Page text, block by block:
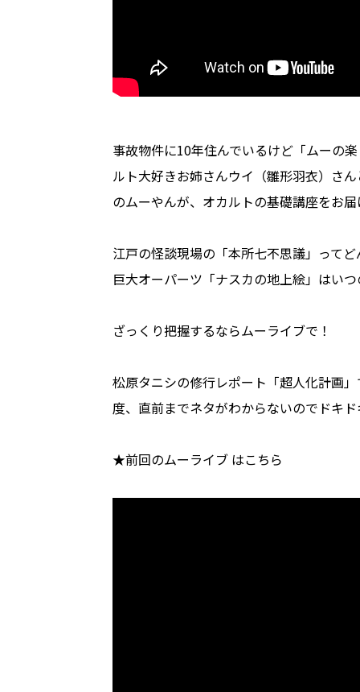
事故物件に10年住んでいるけど「ムーの
ルト大好きお姉さんウイ（雛形羽衣）さ
のムーやんが、オカルトの基礎講座をお
江戸の怪談現場の「本所七不思議」って
巨大オーパーツ「ナスカの地上絵」はい
ざっくり把握するならムーライブで！
松原タニシの修行レポート「超人化計画
度、直前までネタがわからないのでドキド
★前回のムーライブ はこちら